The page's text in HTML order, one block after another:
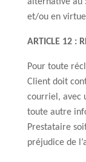
et/ou en
ARTICLE 12 :
Pour toute
Client doit
courriel, avec
toute autre
Prestataire
préjudice de